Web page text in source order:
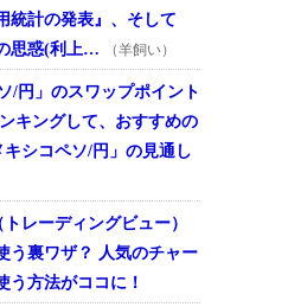
統計の発表』、そして
思惑(利上…
（羊飼い）
/円」のスワップポイント
キングして、おすすめの
シコペソ/円」の見通し
レーディングビュー）
う裏ワザ？ 人気のチャー
う方法がココに！